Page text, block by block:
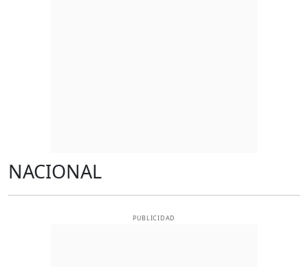
NACIONAL
PUBLICIDAD